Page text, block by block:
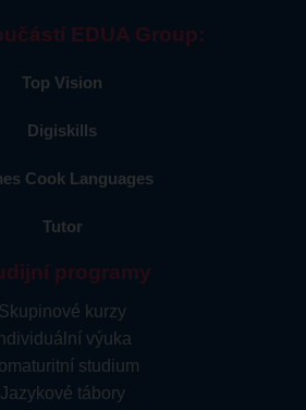
EDUA Group:
Top Vision
Digiskills
Cook Languages
Tutor
programy
Skupinové kurzy
výuka
studium
Jazykové tábory